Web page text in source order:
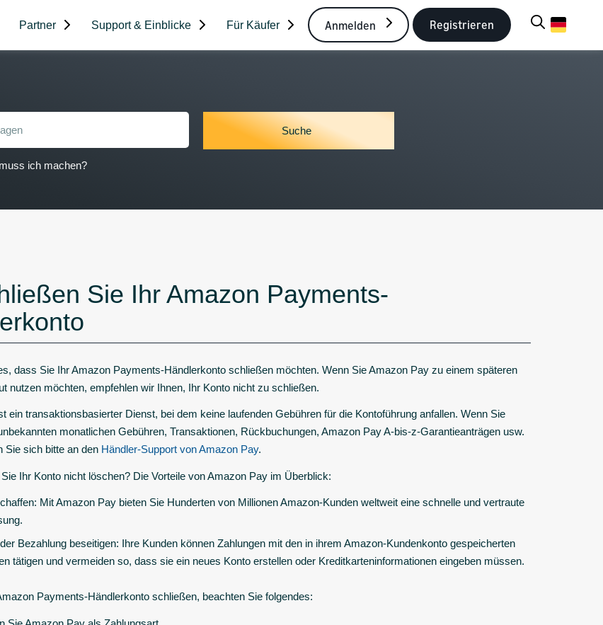
Partner Support & Einblicke Für Käufer Anmelden Registrieren
ich machen?
Sie Ihr Amazon Payments-
dass Sie Ihr Amazon Payments-Händlerkonto schließen möchten. Wenn Sie Amazon Pay zu einem späteren
nutzen möchten, empfehlen wir Ihnen, Ihr Konto nicht zu schließen.
ein transaktionsbasierter Dienst, bei dem keine laufenden Gebühren für die Kontoführung anfallen. Wenn Sie
monatlichen Gebühren, Transaktionen, Rückbuchungen, Amazon Pay A-bis-z-Garantieanträgen usw.
Sie sich bitte an den Händler-Support von Amazon Pay.
Ihr Konto nicht löschen? Die Vorteile von Amazon Pay im Überblick:
Mit Amazon Pay bieten Sie Hunderten von Millionen Amazon-Kunden weltweit eine schnelle und vertraute
Bezahlung beseitigen: Ihre Kunden können Zahlungen mit den in ihrem Amazon-Kundenkonto gespeicherten
tätigen und vermeiden so, dass sie ein neues Konto erstellen oder Kreditkarteninformationen eingeben müssen.
Payments-Händlerkonto schließen, beachten Sie folgendes: